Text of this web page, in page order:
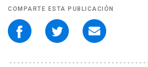
COMPARTE ESTA PUBLICACIÓN